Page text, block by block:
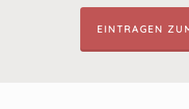
EINTRAGEN